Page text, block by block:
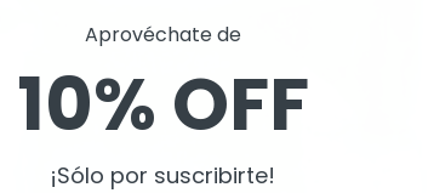
Aprovéchate de
10% OFF
¡Sólo por suscribirte!